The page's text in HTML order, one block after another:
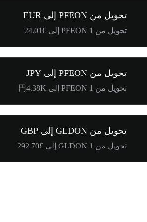
تحويل من PFEON إلى EUR
تحويل من 1 PFEON إلى €24.01
تحويل من PFEON إلى JPY
تحويل من 1 PFEON إلى 円4.38K
تحويل من GLDON إلى GBP
تحويل من 1 GLDON إلى £292.70